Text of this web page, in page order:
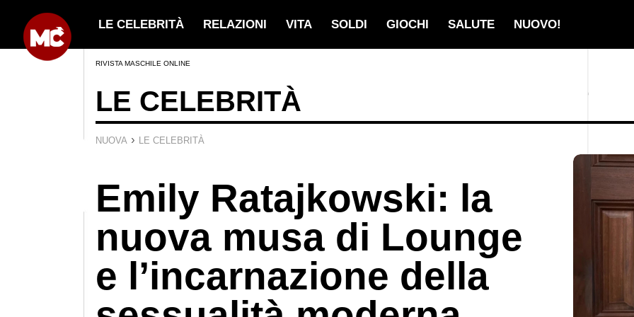
LE CELEBRITÀ RELAZIONI VITA SOLDI GIOCHI SALUTE NUOVO!
RIVISTA MASCHILE ONLINE
LE CELEBRITÀ
NUOVA › LE CELEBRITÀ
Emily Ratajkowski: la
nuova musa di Lounge
e l’incarnazione della